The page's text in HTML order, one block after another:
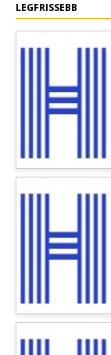
LEGFRISSEBB